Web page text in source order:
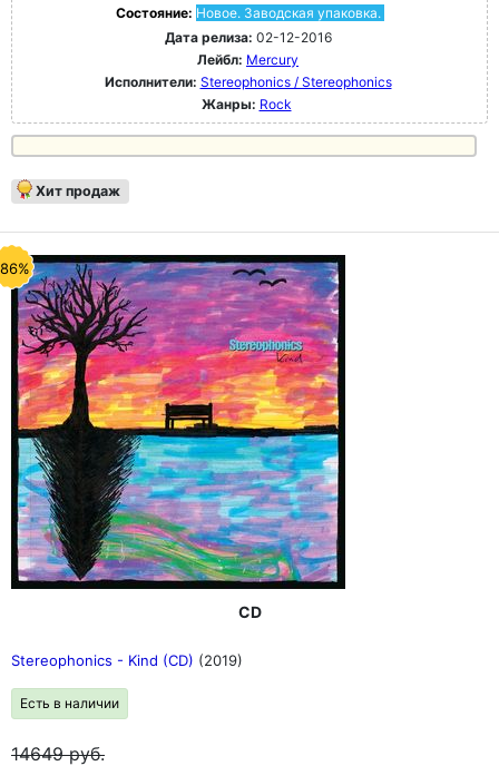
Состояние: Новое. Заводская упаковка.
Дата релиза: 02-12-2016
Лейбл: Mercury
Исполнители: Stereophonics / Stereophonics
Жанры: Rock
Хит продаж
CD
Stereophonics - Kind (CD) (2019)
Есть в наличии
14649руб.